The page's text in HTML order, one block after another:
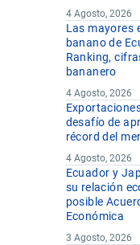
4 Agosto, 2026
Las mayores
banano de
Ranking,
bananero
4 Agosto, 2026
desafío de
récord del
4 Agosto, 2026
Ecuador y
su relación
posible
Económica
3 Agosto, 2026